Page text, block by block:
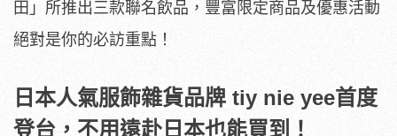
田」所推出三款聯名飲品，豐富限定商品及優惠活動
絕對是你的必訪重點！
日本人氣服飾雜貨品牌 tiy nie yee首度
登台，不用遠赴日本也能買到！